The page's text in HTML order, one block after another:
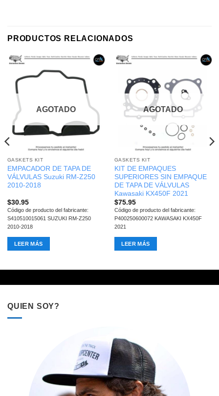
PRODUCTOS RELACIONADOS
AGOTADO
GASKETS KIT
EMPACADOR DE TAPA DE
VÁLVULAS Suzuki RM-Z250
2010-2018
$30.95
Código de producto del fabricante:
S410510015061 SUZUKI RM-Z250
2010-2018
LEER MÁS
AGOTADO
GASKETS KIT
KIT DE EMPAQUES
SUPERIORES SIN EMPAQUE
DE TAPA DE VÁLVULAS
Kawasaki KX450F 2021
$75.95
Código de producto del fabricante:
P400250600072 KAWASAKI KX450F
2021
LEER MÁS
QUIEN SOY?